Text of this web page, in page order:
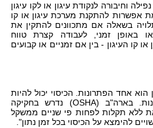
וחיבורה לנקודת עיגון או לקו עיגון
אפשרות להתקנת מערכת עיגון או קו
בשאלה אם מתכוונים להתקין את
באופן זמני, לעבודה קצרת טווח
קו העיגון - בין אם זמניים או קבועים
אחד הפתרונות. הכיסוי יכול להיות
מחומרים שונים ובצורות שונות. בארה"ב (OSHA) נדרש בחקיקה
ללא תקלות לפחות פי שניים ממשקל
להימצא על הכיסוי בכל זמן נתון".